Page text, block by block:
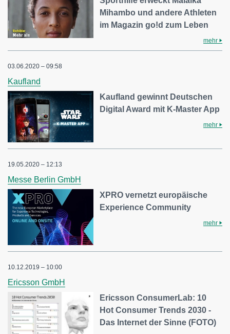
Mihambo und andere Athleten
im Magazin go!d zum Leben
mehr
03.06.2020 – 09:58
Kaufland
Kaufland gewinnt Deutschen
Digital Award mit K-Master App
mehr
19.05.2020 – 12:13
Messe Berlin GmbH
XPRO vernetzt europäische
Experience Community
mehr
10.12.2019 – 10:00
Ericsson GmbH
Ericsson ConsumerLab: 10
Hot Consumer Trends 2030 -
Das Internet der Sinne (FOTO)